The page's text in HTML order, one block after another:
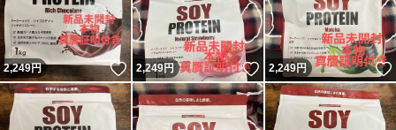
2,249円 いいね！
2,249円 いいね！
2,249円